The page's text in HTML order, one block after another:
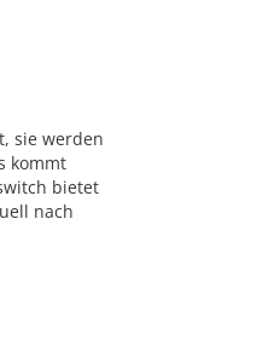
sie werden
kommt
bietet
nach